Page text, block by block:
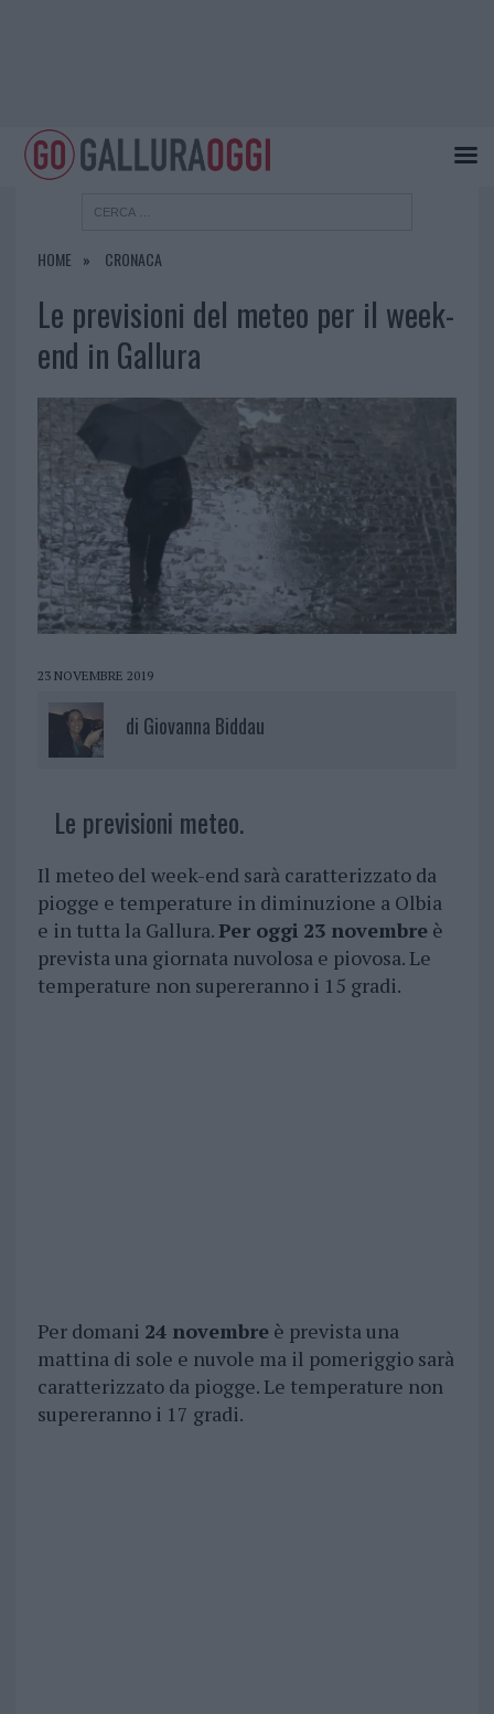
HOME CRONACA
Le previsioni del meteo per il week-
end in Gallura
23 NOVEMBRE 2019
di Giovanna Biddau
Le previsioni meteo.
Il meteo del week-end sarà caratterizzato da
piogge e temperature in diminuzione a Olbia
e in tutta la Gallura.Per oggi 23 novembreè
prevista una giornata nuvolosa e piovosa. Le
temperature non supereranno i 15 gradi.
Per domani 24 novembreè prevista una
mattina di sole e nuvole ma il pomeriggio sarà
caratterizzato da piogge. Le temperature non
supereranno i 17 gradi.